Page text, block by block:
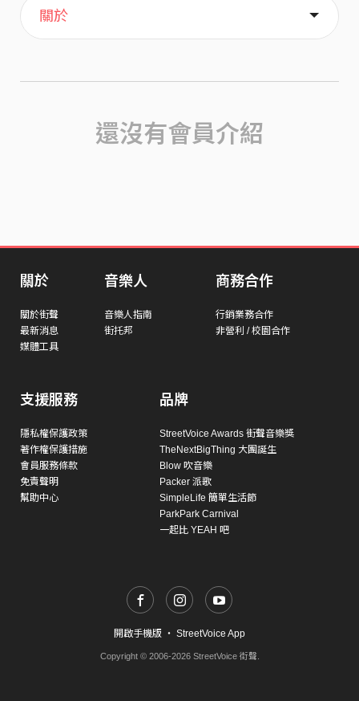
主頁
喜歡
關於
還沒有會員介紹
關於
關於街聲
最新消息
媒體工具
音樂人
音樂人指南
街托邦
商務合作
行銷業務合作
非營利 / 校園合作
支援服務
隱私權保護政策
著作權保護措施
會員服務條款
免責聲明
幫助中心
品牌
StreetVoice Awards 街聲音樂獎
TheNextBigThing 大團誕生
Blow 吹音樂
Packer 派歌
SimpleLife 簡單生活節
ParkPark Carnival
一起比 YEAH 吧
開啟手機版 ・ StreetVoice App
Copyright © 2006-2026 StreetVoice 街聲.